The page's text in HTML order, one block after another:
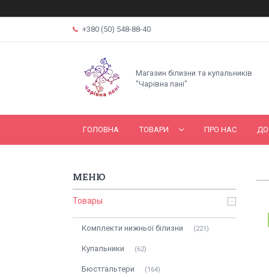
+380 (50) 548-88-40
Магазин білизни та купальників
"Чарівна пані"
ГОЛОВНА ТОВАРИ ПРО НАС
Товары
Комплекти нижньої білизни 221
Купальники 62
Бюстгальтери 164